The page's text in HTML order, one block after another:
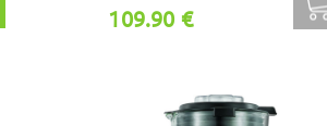
109.90 €